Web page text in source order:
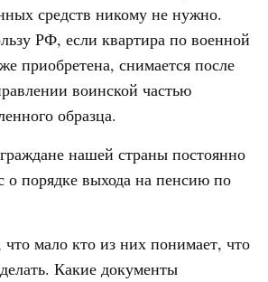
средств никому не нужно.
РФ, если квартира по военной
приобретена, снимается после
воинской частью
образца.
нашей страны постоянно
о порядке выхода на пенсию по
что мало кто из них понимает, что
Какие документы